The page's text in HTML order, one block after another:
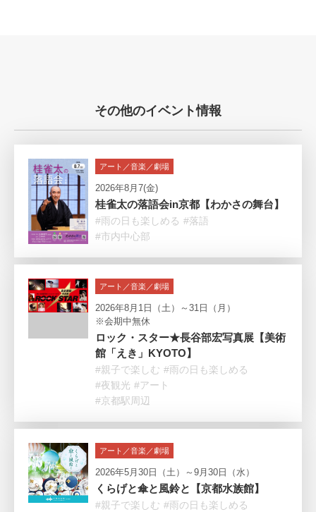
その他のイベント情報
アート／音楽／劇場
2026年8月7(金)
桂雀太の落語会in京都【わかさの舞台】
#雨の日も楽しめる #落語
#市内中心部
アート／音楽／劇場
2026年8月1日（土）～31日（月）
※会期中無休
ロック・スター★長谷部宏写真展【美術
館「えき」KYOTO】
#親子で楽しむ #雨の日も楽しめる
#夜観光 #アート
#京都駅周辺
アート／音楽／劇場
2026年5月30日（土）～9月30日（水）
くらげと傘と風鈴と【京都水族館】
#親子で楽しむ #雨の日も楽しめる